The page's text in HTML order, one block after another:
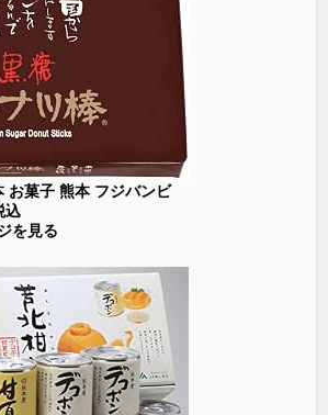
お菓子 熊本 フジバンビ
込
を見る